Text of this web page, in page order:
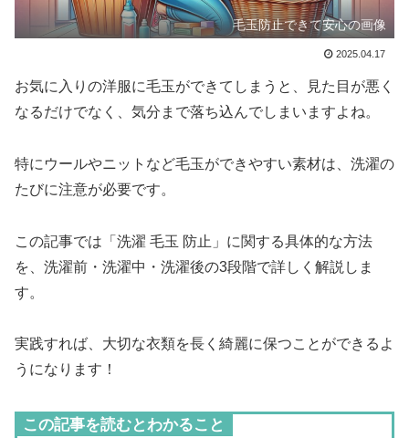
毛玉防止できて安心の画像
2025.04.17
お気に入りの洋服に毛玉ができてしまうと、見た目が悪く
なるだけでなく、気分まで落ち込んでしまいますよね。
特にウールやニットなど毛玉ができやすい素材は、洗濯の
たびに注意が必要です。
この記事では「洗濯 毛玉 防止」に関する具体的な方法
を、洗濯前・洗濯中・洗濯後の3段階で詳しく解説しま
す。
実践すれば、大切な衣類を長く綺麗に保つことができるよ
うになります！
この記事を読むとわかること